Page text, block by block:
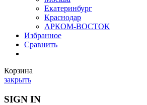
Екатеринбург
Краснодар
АРКОМ-ВОСТОК
Избранное
Сравнить
Корзина
закрыть
SIGN IN